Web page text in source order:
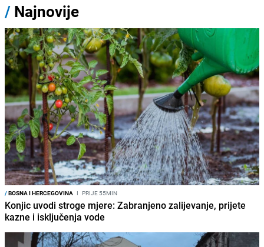
/ Najnovije
/BOSNA I HERCEGOVINA I PRIJE 55MIN
Konjic uvodi stroge mjere: Zabranjeno zalijevanje, prijete
kazne i isključenja vode